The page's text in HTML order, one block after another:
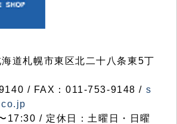
道札幌市東区北二十八条東5丁
/ FAX：011-753-9148 / s
17:30 / 定休日：土曜日・日曜